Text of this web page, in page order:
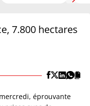
7.800 hectares
éprouvante